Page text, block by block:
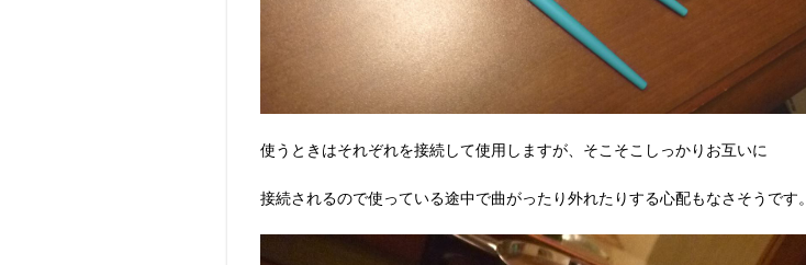
使うときはそれぞれを接続して使用しますが、そこそこしっかりお互いに
接続されるので使っている途中で曲がったり外れたりする心配もなさそうです。